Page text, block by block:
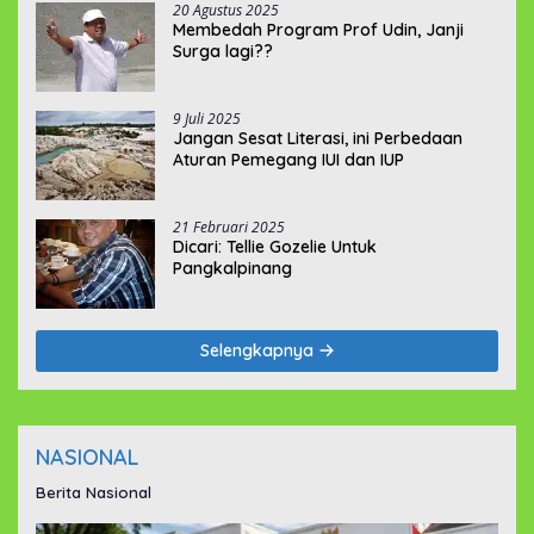
20 Agustus 2025
Membedah Program Prof Udin, Janji
Surga lagi??
9 Juli 2025
Jangan Sesat Literasi, ini Perbedaan
Aturan Pemegang IUI dan IUP
21 Februari 2025
Dicari: Tellie Gozelie Untuk
Pangkalpinang
Selengkapnya
NASIONAL
Berita Nasional